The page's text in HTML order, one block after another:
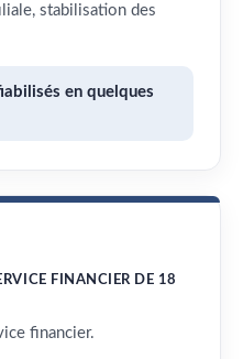
stabilisation des
en quelques
FINANCIER DE 18
financier.